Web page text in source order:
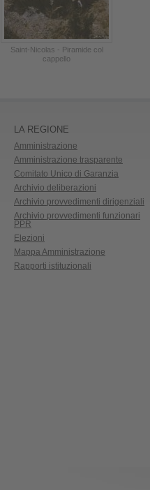
Saint-Nicolas - Piramide col
cappello
LA REGIONE
Amministrazione
Amministrazione trasparente
Comitato Unico di Garanzia
Archivio deliberazioni
Archivio provvedimenti dirigenziali
Archivio provvedimenti funzionari
PPR
Elezioni
Mappa Amministrazione
Rapporti istituzionali